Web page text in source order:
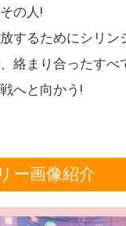
の人!
するためにシリ
絡まり合ったすべ
へと向かう!
ー画像紹介